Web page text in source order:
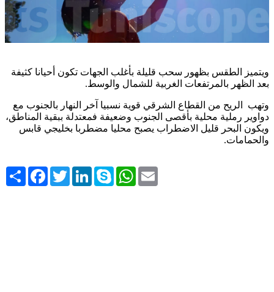
ويتميز الطقس بظهور سحب قليلة بأغلب الجهات تكون أحيانا كثيفة
بعد الظهر بالمرتفعات الغربية للشمال والوسط.
وتهب الريح من القطاع الشرقي قوية نسبيا آخر النهار بالجنوب مع
دواوير رملية محلية بأقصى الجنوب وضعيفة فمعتدلة ببقية المناطق،
ويكون البحر قليل الاضطراب يصبح محليا مضطربا بخليجي قابس
والحمامات.
Share FacebookTwitterLinkedInSkype WhatsApp